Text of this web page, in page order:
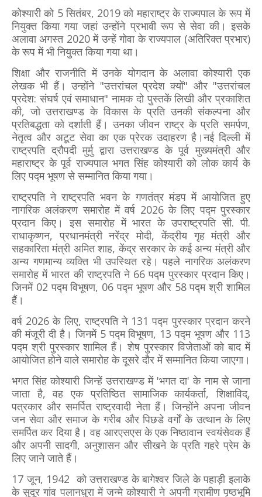
कोश्यारी को 5 सितंबर, 2019 को महाराष्ट्र के राज्यपाल के रूप में
नियुक्त किया गया जहां उन्होंने प्रभावी रूप से सेवा की। इसके
अलावा अगस्त 2020 में उन्हें गोवा के राज्यपाल (अतिरिक्त प्रभार)
के रूप में भी नियुक्त किया गया था।
शिक्षा और राजनीति में उनके योगदान के अलावा कोश्यारी एक
लेखक भी हैं। उन्होंने "उत्तरांचल प्रदेश क्यों" और "उत्तरांचल
प्रदेश: संघर्ष एवं समाधान" नामक दो पुस्तकें लिखी और प्रकाशित
की, जो उत्तराखण्ड के विकास के प्रति उनकी संकल्‍पना और
प्रतिबद्धता को दर्शाती हैं। उनका जीवन राष्ट्र के प्रति समर्पण,
नेतृत्व और अटूट सेवा का एक प्रेरक उदाहरण है।नई दिल्ली में
राष्ट्रपति द्रौपदी मुर्मु द्वारा उत्तराखण्ड के पूर्व मुख्यमंत्री और
महाराष्ट्र के पूर्व राज्यपाल भगत सिंह कोश्यारी को लोक कार्य के
लिए पद्म भूषण से सम्मानित किया गया।
राष्ट्रपति ने राष्ट्रपति भवन के गणतंत्र मंडप में आयोजित हुए
नागरिक अलंकरण समारोह में वर्ष 2026 के लिए पद्म पुरस्कार
प्रदान किए। इस समारोह में भारत के उपराष्ट्रपति सी. पी.
राधाकृष्णन, प्रधानमंत्री नरेंद्र मोदी, केंद्रीय गृह मंत्री और
सहकारिता मंत्री अमित शाह, केंद्र सरकार के कई अन्य मंत्री और
अन्य गणमान्य व्यक्ति भी उपस्थित रहे। पहले नागरिक अलंकरण
समारोह में भारत की राष्ट्रपति ने 66 पद्म पुरस्कार प्रदान किए।
जिनमें 02 पद्म विभूषण, 06 पद्म भूषण और 58 पद्म श्री शामिल
हैं।
वर्ष 2026 के लिए, राष्ट्रपति ने 131 पद्म पुरस्कार प्रदान करने
की मंजूरी दी है। जिनमें 5 पद्म विभूषण, 13 पद्म भूषण और 113
पद्म श्री पुरस्कार शामिल हैं। शेष पुरस्कार विजेताओं को बाद में
आयोजित होने वाले समारोह के दूसरे दौर में सम्मानित किया जाएगा।
भगत सिंह कोश्यारी जिन्हें उत्तराखण्ड में 'भगत दा' के नाम से जाना
जाता है, वह एक प्रतिष्ठित सामाजिक कार्यकर्ता, शिक्षाविद्,
पत्रकार और समर्पित राष्ट्रवादी नेता हैं। जिन्होंने अपना जीवन
जन सेवा और समाज के गरीब और पिछडे वर्गों के उत्थान के लिए
समर्पित कर दिया है। वह आरएसएस के एक निष्‍ठावान स्वयंसेवक हैं
और अपनी सादगी, अनुशासन और सीखने के प्रति गहरे प्रेम के
लिए जाने जाते हैं।
17 जून, 1942 को उत्तराखण्ड के बागेश्वर जिले के पहाड़ी इलाके
के सुदूर गांव पलानधुरा में जन्मे कोश्यारी ने अपनी ग्रामीण पृष्ठभूमि